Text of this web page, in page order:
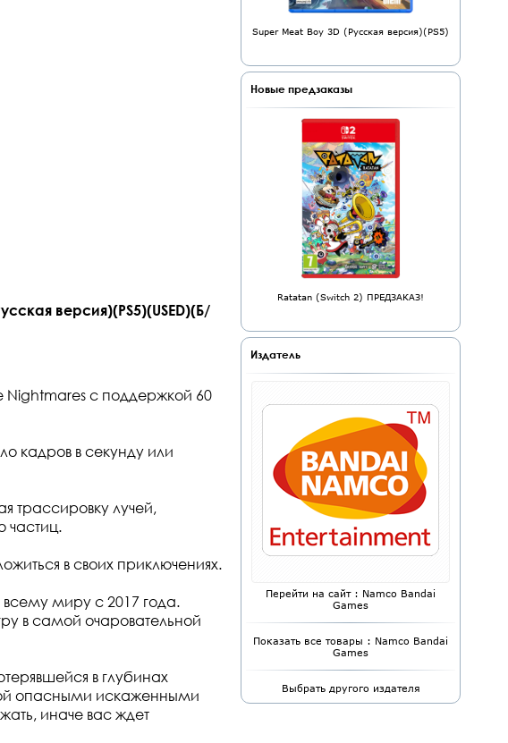
версия)(PS5)(USED)(Б/
Nightmares с поддержкой 60
кадров в секунду или
трассировку лучей,
частиц.
в своих приключениях.
всему миру с 2017 года.
в самой очаровательной
в глубинах
опасными искаженными
иначе вас ждет
Super Meat Boy 3D (Русская версия)(PS5)
Новые предзаказы
Ratatan (Switch 2) ПРЕДЗАКАЗ!
Издатель
Перейти на сайт : Namco Bandai
Games
Показать все товары : Namco Bandai
Games
Выбрать другого издателя